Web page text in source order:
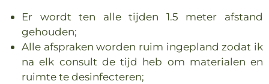
Er wordt ten alle tijden 1.5 meter afstand
gehouden;
Alle afspraken worden ruim ingepland zodat ik
na elk consult de tijd heb om materialen en
ruimte te desinfecteren;